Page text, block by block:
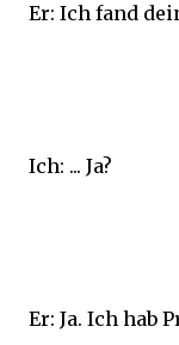
Er: Ich fand
Ich: ... Ja?
Er: Ja. Ich hab